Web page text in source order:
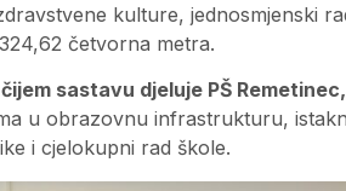
kulture, jednosmjenski
četvorna metra.
sastavu djeluje PŠ
u obrazovnu infrastrukturu,
i cjelokupni rad škole.